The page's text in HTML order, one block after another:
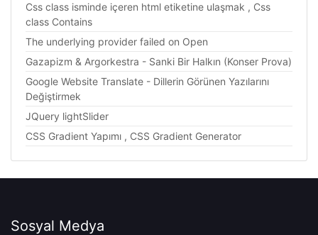
Css class isminde içeren html etiketine ulaşmak , Css
class Contains
The underlying provider failed on Open
Gazapizm & Argorkestra - Sanki Bir Halkın (Konser Prova)
Google Website Translate - Dillerin Görünen Yazılarını
Değiştirmek
JQuery lightSlider
CSS Gradient Yapımı , CSS Gradient Generator
Sosyal Medya